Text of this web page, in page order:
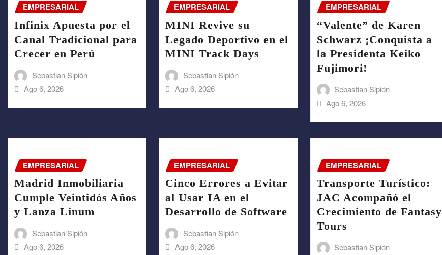
EMPRESARIAL
Infinix Apuesta por el
Canal Tradicional para
Crecer en Perú
Sebastian Sipión
Ago 6, 2026
EMPRESARIAL
MINI Revive su
Legado Deportivo en el
MINI Track Days
Sebastian Sipión
Ago 6, 2026
EMPRESARIAL
“Valente” de Karen
Schwarz ¡Conquista a
la Presidenta Keiko
Fujimori!
Sebastian Sipión
Ago 6, 2026
EMPRESARIAL
Madrid Inmobiliaria
Cumple Veintidós Años
y Lanza Linum
Sebastian Sipión
Ago 6, 2026
EMPRESARIAL
Cinco Errores a Evitar
al Usar IA en el
Desarrollo de Software
Sebastian Sipión
Ago 6, 2026
EMPRESARIAL
Transporte Turístico:
JAC Acompañó el
Crecimiento de Fantasy
Tours
Sebastian Sipión